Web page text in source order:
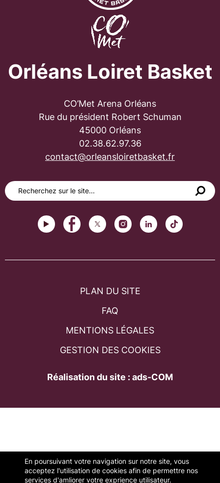
En poursuivant votre navigation sur notre site, vous
acceptez l'utilisation de cookies afin de permettre nos
services d'amliorer votre exprience utilisateur.
Orléans Loiret Basket
CO’Met Arena Orléans
Rue du président Robert Schuman
45000 Orléans
02.38.62.97.36
contact@orleansloiretbasket.fr
PLAN DU SITE
FAQ
MENTIONS LÉGALES
GESTION DES COOKIES
Réalisation du site : ads-COM